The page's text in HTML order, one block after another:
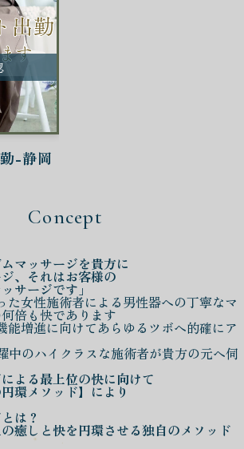
-静岡
Concept
マッサージを貴方に
、それはお客様の
サージです」
女性施術者による男性器への丁寧なマ
倍も快であります
能増進に向けてあらゆるツボへ的確にア
中のハイクラスな施術者が貴方の元へ伺
よる最上位の快に向けて
環メソッド】 により
とは？
癒しと快を円環させる独自のメソッド